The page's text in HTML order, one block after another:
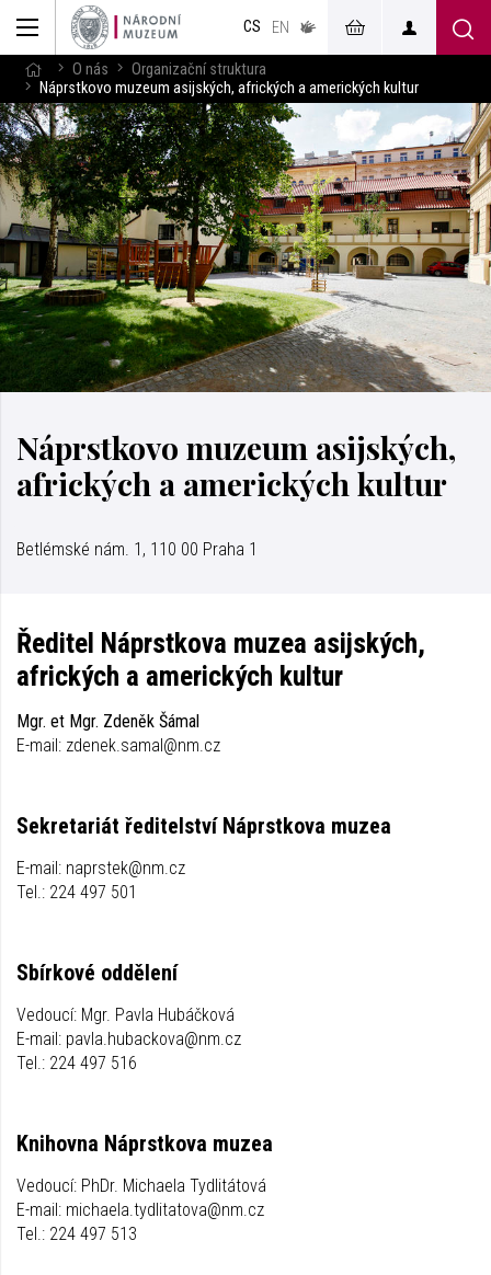
CS EN
v českém
jazyce
O nás
Organizační struktura
Náprstkovo muzeum asijských, afrických a amerických kultur
Náprstkovo muzeum asijských,
afrických a amerických kultur
Betlémské nám. 1, 110 00 Praha 1
Ředitel Náprstkova muzea asijských,
afrických a amerických kultur
Mgr. et Mgr. Zdeněk Šámal
E-mail: zdenek.samal@nm.cz
Sekretariát ředitelství Náprstkova muzea
E-mail: naprstek@nm.cz
Tel.: 224 497 501
Sbírkové oddělení
Vedoucí: Mgr. Pavla Hubáčková
E-mail: pavla.hubackova@nm.cz
Tel.: 224 497 516
Knihovna Náprstkova muzea
Vedoucí: PhDr. Michaela Tydlitátová
E-mail: michaela.tydlitatova@nm.cz
Tel.: 224 497 513